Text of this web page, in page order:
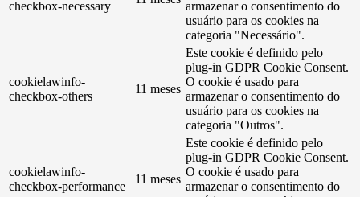
checkbox-necessary
armazenar o consentimento do
usuário para os cookies na
categoria "Necessário".
cookielawinfo-
checkbox-others
11 meses
Este cookie é definido pelo
plug-in GDPR Cookie Consent.
O cookie é usado para
armazenar o consentimento do
usuário para os cookies na
categoria "Outros".
cookielawinfo-
checkbox-performance
11 meses
Este cookie é definido pelo
plug-in GDPR Cookie Consent.
O cookie é usado para
armazenar o consentimento do